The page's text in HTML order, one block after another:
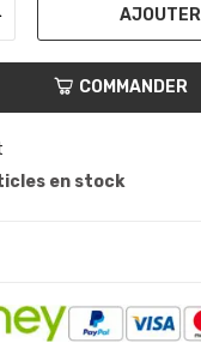
COMMANDER
en stock